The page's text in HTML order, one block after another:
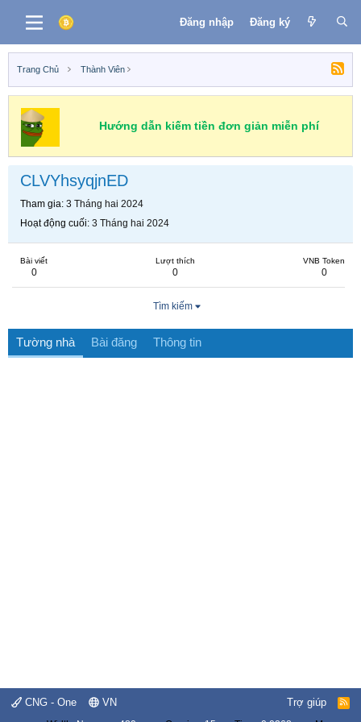
Đăng nhập Đăng ký
Trang Chủ Thành Viên
Hướng dẫn kiếm tiền đơn giản miễn phí
CLVYhsyqjnED
Tham gia 3 Tháng hai 2024
Hoạt động cuối 3 Tháng hai 2024
Bài viết
0
Lượt thích
0
VNB Token
0
Tìm kiếm
Tường nhà Bài đăng Thông tin
CNG - One VN Trợ giúp
R